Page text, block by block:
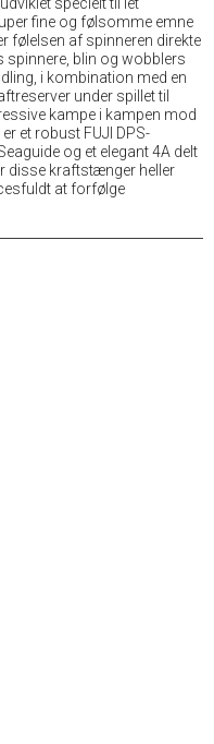
fine og følsomme emne
følelsen af spinneren direkte
spinnere, blin og wobblers
i kombination med en
under spillet til
kampe i kampen mod
et robust FUJI DPS-
og et elegant 4A delt
disse kraftstænger heller
at forfølge